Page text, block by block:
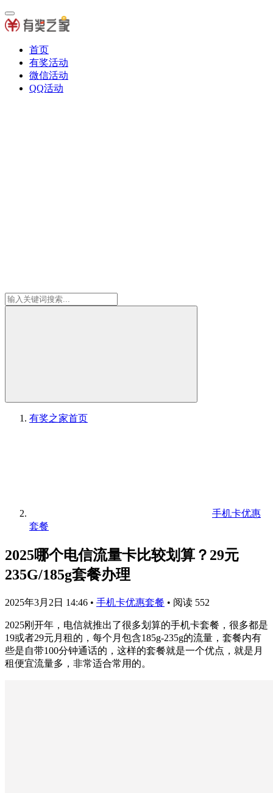
首页
有奖活动
微信活动
QQ活动
有奖之家首页
手机卡优惠
套餐
2025哪个电信流量卡比较划算？29元
235G/185g套餐办理
2025年3月2日 14:46 • 手机卡优惠套餐 • 阅读 552
2025刚开年，电信就推出了很多划算的手机卡套餐，很多都是
19或者29元月租的，每个月包含185g-235g的流量，套餐内有
些是自带100分钟通话的，这样的套餐就是一个优点，就是月
租便宜流量多，非常适合常用的。